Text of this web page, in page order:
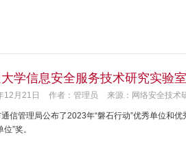
学信息安全服务技术研究实验
12月21日 作者：管理员 来源：网络安全技术
信管理局公布了2023年“磐石行动”优秀单位和
”奖。